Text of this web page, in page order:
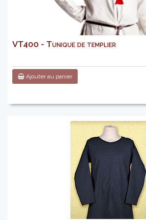
VT400 - Tunique de templier
Ajouter au panier